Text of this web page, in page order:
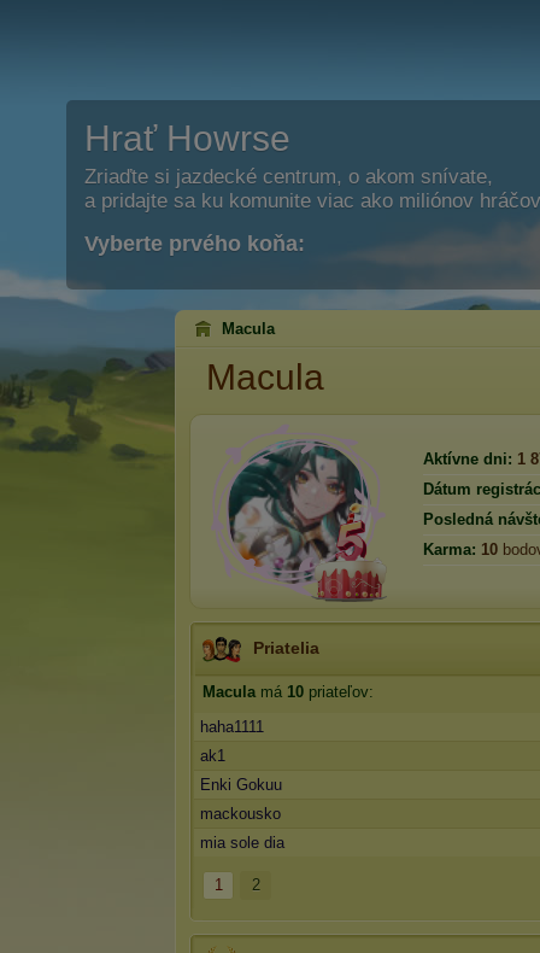
Hrať Howrse
Zriaďte si jazdecké centrum, o akom snívate,
a pridajte sa ku komunite viac ako miliónov
Vyberte prvého koňa:
Macula
Macula
Aktívne dni: 1
Dátum
Posledná
Karma: 10
Priatelia
Maculamá 10 priateľov:
haha1111
ak1
Enki Gokuu
mackousko
mia sole dia
1 2